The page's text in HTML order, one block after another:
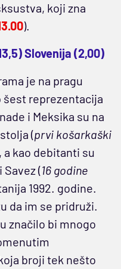
koji zna
).
Slovenija (2,00)
je na pragu
šest reprezentacija
i Meksika su na
(prvi košarkaški
a kao debitanti su
(16 godine
1992. godine.
da im se pridruži.
značilo bi mnogo
broji tek nešto